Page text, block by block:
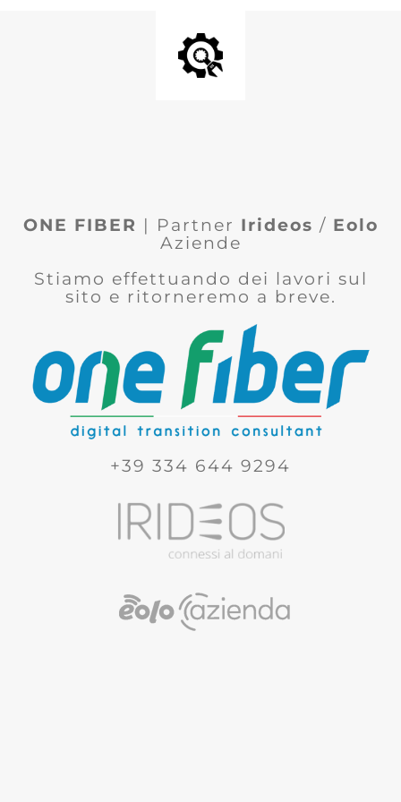
ONE FIBER | Partner Irideos / Eolo
Aziende
Stiamo effettuando dei lavori sul
sito e ritorneremo a breve.
+39 334 644 9294